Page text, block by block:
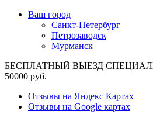
Ваш город
Санкт-Петербург
Петрозаводск
Мурманск
БЕСПЛАТНЫЙ ВЫЕЗД
50000 руб.
Отзывы на Яндекс Картах
Отзывы на Google картах